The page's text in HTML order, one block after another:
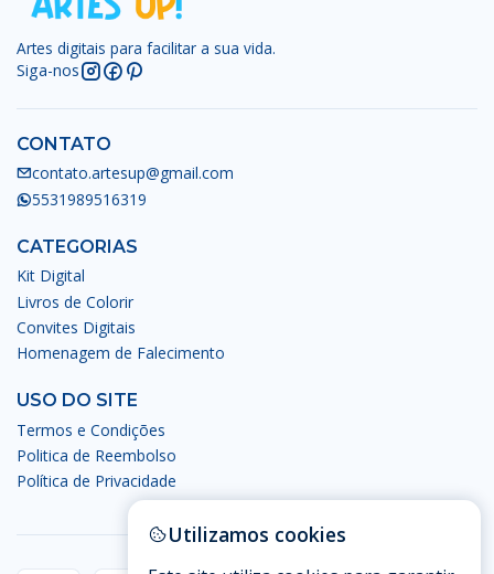
Artes digitais para facilitar a sua vida.
Siga-nos
CONTATO
contato.artesup@gmail.com
5531989516319
CATEGORIAS
Kit Digital
Livros de Colorir
Convites Digitais
Homenagem de Falecimento
USO DO SITE
Termos e Condições
Politica de Reembolso
Política de Privacidade
Utilizamos cookies